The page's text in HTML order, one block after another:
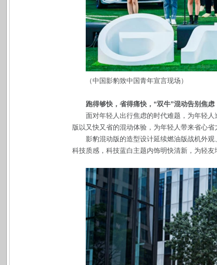
（中国影豹致中国青年宣言现场）
跑得够快，省得痛快，“双牛”混动告别焦虑
面对年轻人出行焦虑的时代难题，为年轻
版以又快又省的混动体验，为年轻人带来省心
影豹混动版的造型设计延续燃油版战机外
科技质感，科技蓝白主题内饰明快清新，为轻